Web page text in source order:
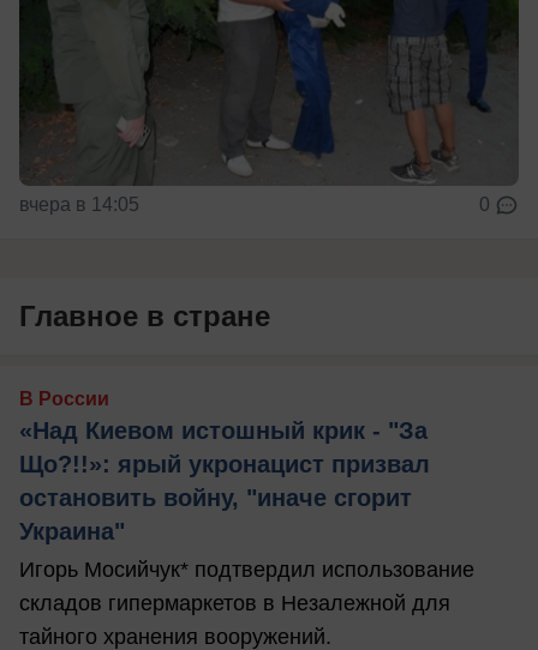
вчера в 14:05 0
Главное в стране
В России
«Над Киевом истошный крик - "За
Що?!!»: ярый укронацист призвал
остановить войну, "иначе сгорит
Украина"
Игорь Мосийчук* подтвердил использование
складов гипермаркетов в Незалежной для
тайного хранения вооружений.